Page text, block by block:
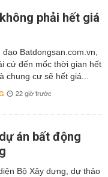
phải hết giá
Batdongsan.com.vn,
cứ đến mốc thời gian hết
chung cư sẽ hết giá...
22 giờ trước
án bất động
Bộ Xây dựng, dự thảo